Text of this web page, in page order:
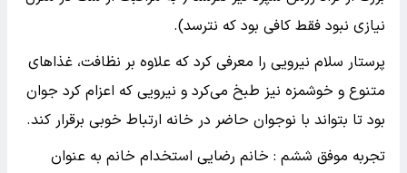
نیازی نبود فقط کافی بود که نترسد).
پرستار سلام نیرویی را معرفی کرد که علاوه بر نظافت، غذاهای
متنوع و خوشمزه نیز طبخ می‌کرد و نیرویی که اعزام کرد جوان
بود تا بتواند با نوجوان حاضر در خانه ارتباط خوبی برقرار کند.
تجربه موفق ششم : خانم رضایی استخدام خانم به عنوان